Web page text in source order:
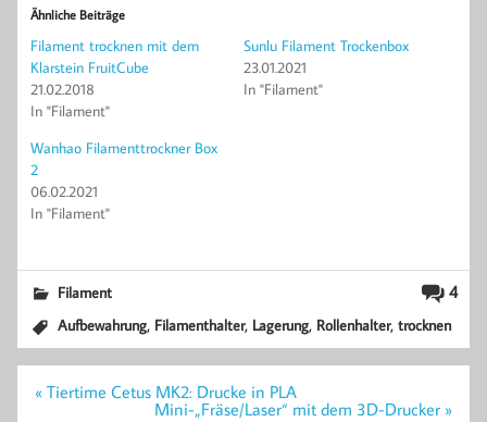
Ähnliche Beiträge
Filament trocknen mit dem
Klarstein FruitCube
21.02.2018
In "Filament"
Sunlu Filament Trockenbox
23.01.2021
In "Filament"
Wanhao Filamenttrockner Box
2
06.02.2021
In "Filament"
4
Filament
Aufbewahrung, Filamenthalter, Lagerung, Rollenhalter,trocknen
Beitragsnavigation
« Tiertime Cetus MK2: Drucke in PLA
Mini-„Fräse/Laser“ mit dem 3D-Drucker »